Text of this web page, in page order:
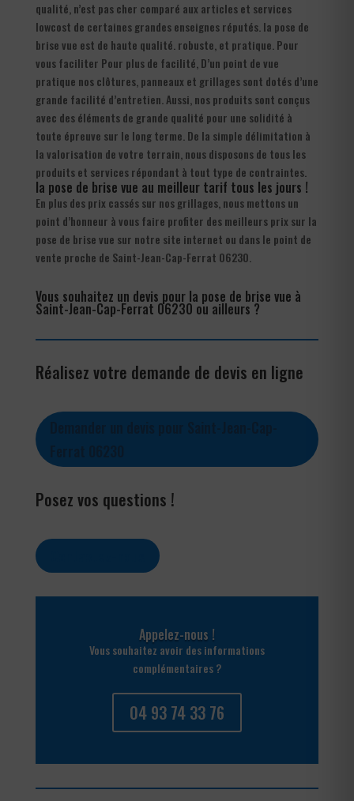
qualité, n’est pas cher comparé aux articles et services
lowcost de certaines grandes enseignes réputés. la pose de
brise vue est de haute qualité. robuste, et pratique. Pour
vous faciliter Pour plus de facilité, D’un point de vue
pratique nos clôtures, panneaux et grillages sont dotés d’une
grande facilité d’entretien. Aussi, nos produits sont conçus
avec des éléments de grande qualité pour une solidité à
toute épreuve sur le long terme. De la simple délimitation à
la valorisation de votre terrain, nous disposons de tous les
produits et services répondant à tout type de contraintes.
la pose de brise vue au meilleur tarif tous les jours !
En plus des prix cassés sur nos grillages, nous mettons un
point d’honneur à vous faire profiter des meilleurs prix sur la
pose de brise vue sur notre site internet ou dans le point de
vente proche de Saint-Jean-Cap-Ferrat 06230.
Vous souhaitez un devis pour la pose de brise vue à
Saint-Jean-Cap-Ferrat 06230 ou ailleurs ?
Réalisez votre demande de devis en ligne
Posez vos questions !
Appelez-nous !
Vous souhaitez avoir des informations
complémentaires ?
04 93 74 33 76